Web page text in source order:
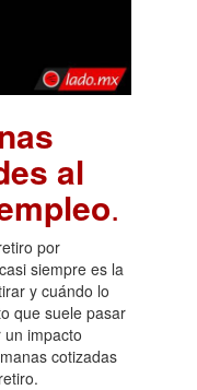
al
.
por
siempre es la
y cuándo lo
que suele pasar
impacto
cotizadas